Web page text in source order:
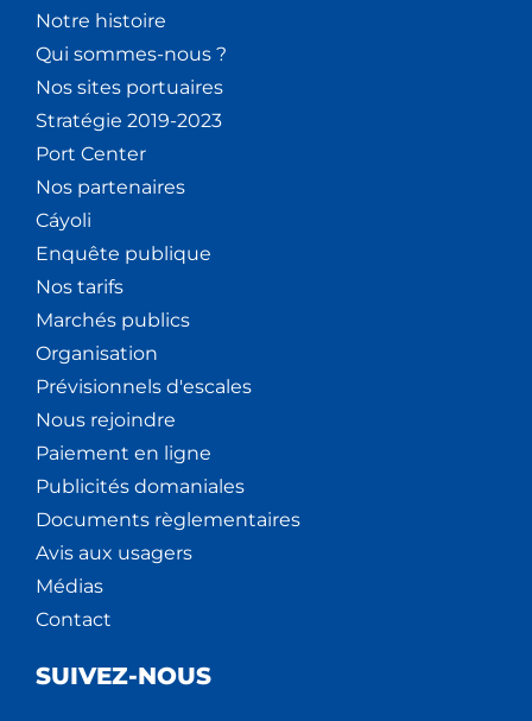
Notre histoire
Qui sommes-nous ?
Nos sites portuaires
Stratégie 2019-2023
Port Center
Nos partenaires
Cáyoli
Enquête publique
Nos tarifs
Marchés publics
Organisation
Prévisionnels d'escales
Nous rejoindre
Paiement en ligne
Publicités domaniales
Documents règlementaires
Avis aux usagers
Médias
Contact
SUIVEZ-NOUS